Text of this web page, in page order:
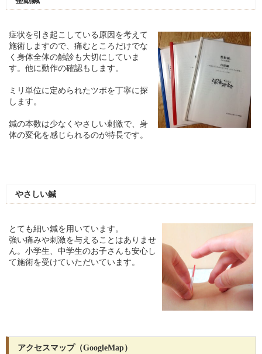
症状を引き起こしている原因を考えて
施術しますので、痛むところだけでな
く身体全体の触診も大切にしていま
す。他に動作の確認もします。
ミリ単位に定められたツボを丁寧に探
します。
鍼の本数は少なくやさしい刺激で、身
体の変化を感じられるのが特長です。
やさしい鍼
とても細い鍼を用いています。
強い痛みや刺激を与えることはありませ
ん。小学生、中学生のお子さんも安心し
て施術を受けていただいています。
アクセスマップ（GoogleMap）